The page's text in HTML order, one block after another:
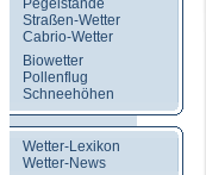
Pegelstände
Straßen-Wetter
Cabrio-Wetter
Biowetter
Pollenflug
Schneehöhen
Wetter-Lexikon
Wetter-News